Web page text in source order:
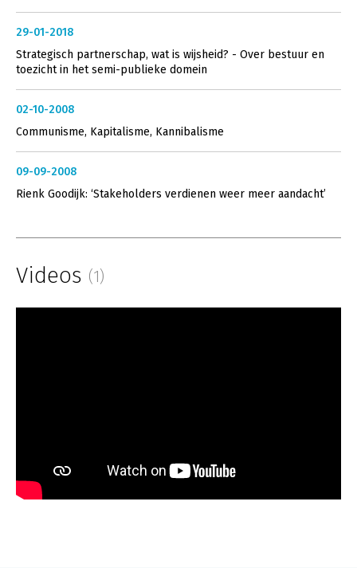
29-01-2018
Strategisch partnerschap, wat is wijsheid? - Over bestuur en
toezicht in het semi-publieke domein
02-10-2008
Communisme, Kapitalisme, Kannibalisme
09-09-2008
Rienk Goodijk: ‘Stakeholders verdienen weer meer aandacht’
Videos (1)